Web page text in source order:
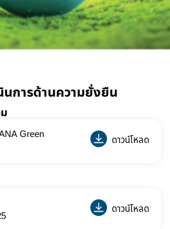
นการด้านความยั่งยืน
Green
ดาวน์โหลด
ดาวน์โหลด